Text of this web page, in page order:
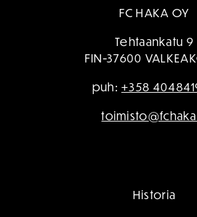
FC HAKA OY
Tehtaankatu 9
FIN-37600
puh:+358
Historia